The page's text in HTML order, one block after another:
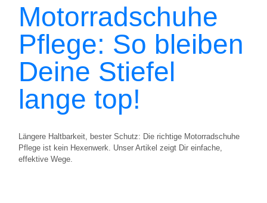
Motorradschuhe
Pflege: So bleiben
Deine Stiefel
lange top!
Längere Haltbarkeit, bester Schutz: Die richtige Motorradschuhe
Pflege ist kein Hexenwerk. Unser Artikel zeigt Dir einfache,
effektive Wege.